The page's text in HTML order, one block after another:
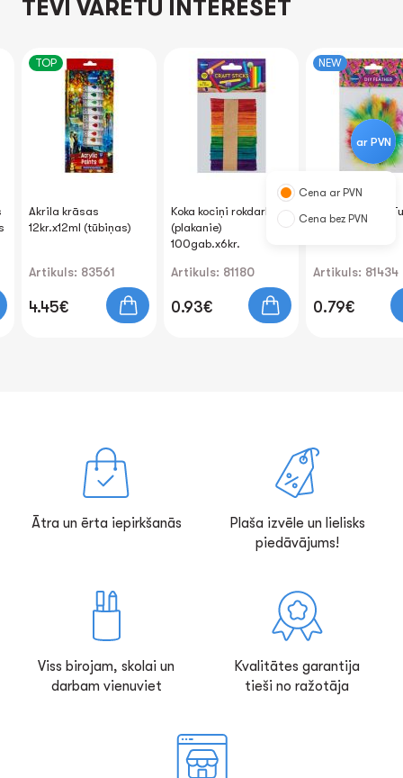
TEVI VARĒTU INTERESĒT
TOP
Akrila krāsas
12kr.х12ml (tūbiņas)
Artikuls: 83561
4.45€
Koka kociņi rokdarbiem
(plakanie)
100gab.x6kr.
Artikuls: 81180
0.93€
NEW
Spalvas putnu
Artikuls: 81434
0.79€
ar PVN
Cena ar PVN
Cena bez PVN
Ātra un ērta iepirkšanās
Plaša izvēle un lielisks
piedāvājums!
Viss birojam, skolai un
darbam vienuviet
Kvalitātes garantija
tieši no ražotāja